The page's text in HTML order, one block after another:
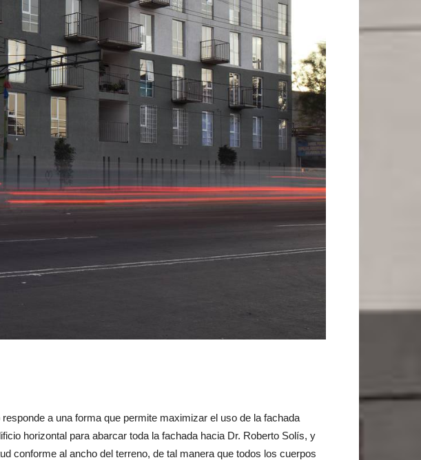
a una forma que permite maximizar el uso de la fachada
horizontal para abarcar toda la fachada hacia Dr. Roberto Solís, y
conforme al ancho del terreno, de tal manera que todos los cuerpos